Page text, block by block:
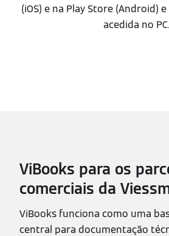
(iOS) e na Play Store (Android)
acedida no PC.
ViBooks para os
comerciais da
ViBooks funciona como uma
central para documentação